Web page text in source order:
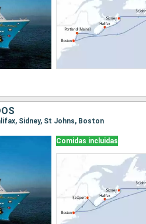
Sidney, St Johns, Boston
Comidas incluidas